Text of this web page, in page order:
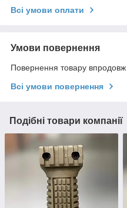
Всі умови оплати
Умови повернення
Повернення товару впродовж
Всі умови повернення
Подібні товари компанії